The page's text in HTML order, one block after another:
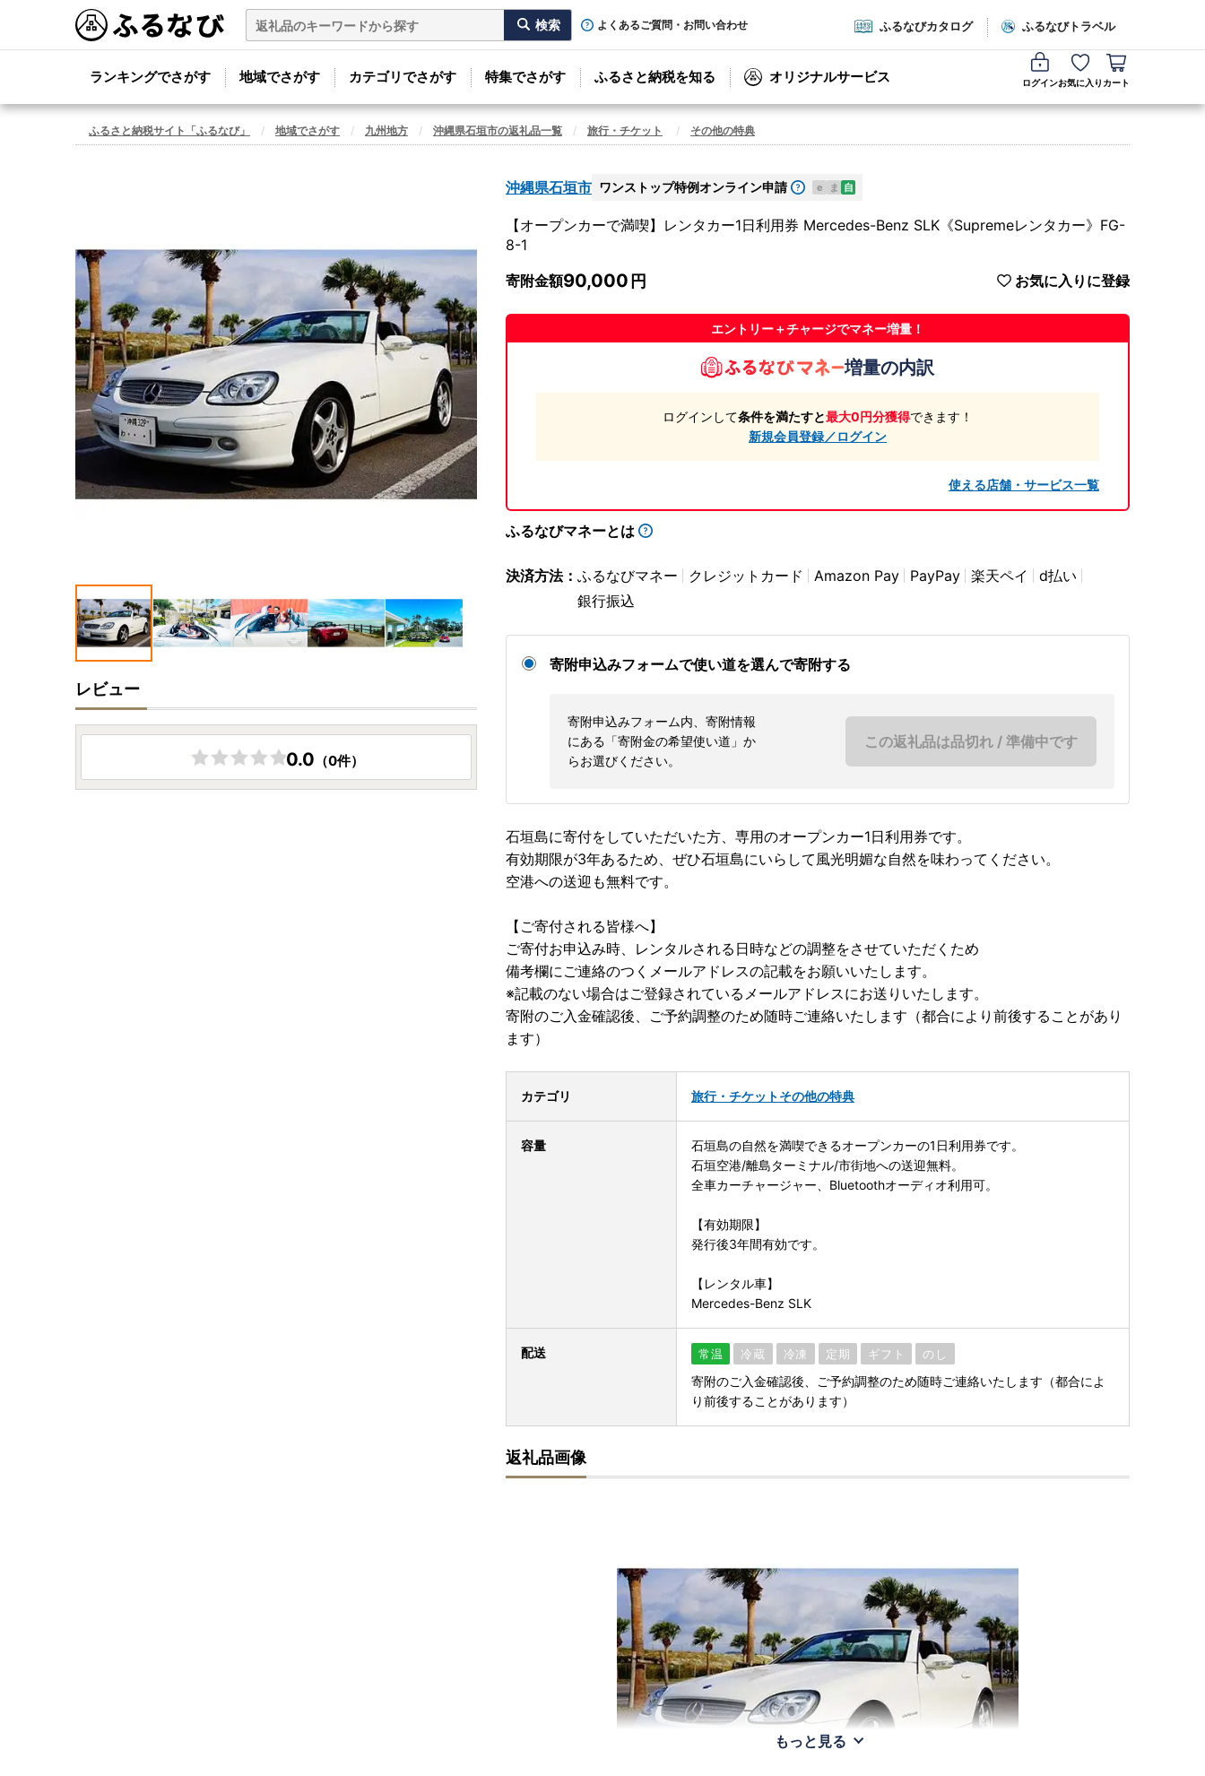
よくあるご質問・お問い合わせ ふるなびカタログ ふるなびトラベル
ランキングでさがす 地域でさがす カテゴリでさがす 特集でさがす ふるさと納税を知る オリジナルサービス ログインお気に入り カート
ふるさと納税サイト「ふるなび」 地域でさがす 九州地方 沖縄県石垣市の返礼品一覧 旅行・チケット その他の特典
沖縄県石垣市 ワンストップ特例オンライン申請 e ま 自
【オープンカーで満喫】レンタカー1日利用券 Mercedes-Benz SLK《Supremeレンタカー》FG-
8-1
寄附金額90,000 お気に入りに登録
エントリー＋チャージでマネー増量！
増量の内訳
ログインして条件を満たすと最大0円分獲得できます！
新規会員登録／ログイン
使える店舗・サービス一覧
ふるなびマネーとは
決済方法： ふるなびマネー クレジットカード Amazon Pay PayPay 楽天ペイ
d払い
銀行振込
寄附申込みフォームで使い道を選んで寄附する
寄附申込みフォーム内、寄附情報
にある「寄附金の希望使い道」か
らお選びください。
この返礼品は品切れ / 準備中です
石垣島に寄付をしていただいた方、専用のオープンカー1日利用券です。
有効期限が3年あるため、ぜひ石垣島にいらして風光明媚な自然を味わってください。
空港への送迎も無料です。
【ご寄付される皆様へ】
ご寄付お申込み時、レンタルされる日時などの調整をさせていただくため
備考欄にご連絡のつくメールアドレスの記載をお願いいたします。
※記載のない場合はご登録されているメールアドレスにお送りいたします。
寄附のご入金確認後、ご予約調整のため随時ご連絡いたします（都合により前後することがあり
ます）
カテゴリ 旅行・チケットその他の特典
容量
石垣島の自然を満喫できるオープンカーの1日利用券です。
石垣空港/離島ターミナル/市街地への送迎無料。
全車カーチャージャー、Bluetoothオーディオ利用可。
【有効期限】
発行後3年間有効です。
【レンタル車】
Mercedes-Benz SLK
配送 常温 冷蔵 冷凍 定期 ギフト のし
寄附のご入金確認後、ご予約調整のため随時ご連絡いたします（都合によ
り前後することがあります）
返礼品画像
もっと見る
レビュー
0.0 （0件）